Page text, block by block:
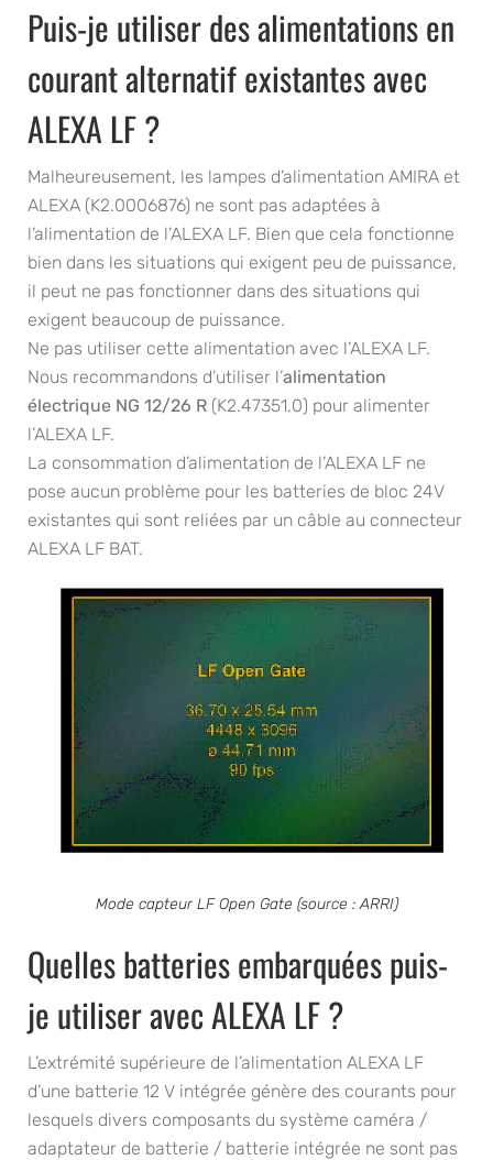
Puis-je utiliser des alimentations en
courant alternatif existantes avec
ALEXA LF ?
Malheureusement, les lampes d’alimentation AMIRA et
ALEXA (K2.0006876) ne sont pas adaptées à
l’alimentation de l’ALEXA LF. Bien que cela fonctionne
bien dans les situations qui exigent peu de puissance,
il peut ne pas fonctionner dans des situations qui
exigent beaucoup de puissance.
Ne pas utiliser cette alimentation avec l’ALEXA LF.
Nous recommandons d’utiliser l’alimentation
électrique NG 12/26 R (K2.47351.0) pour alimenter
l’ALEXA LF.
La consommation d’alimentation de l’ALEXA LF ne
pose aucun problème pour les batteries de bloc 24V
existantes qui sont reliées par un câble au connecteur
ALEXA LF BAT.
Mode capteur LF Open Gate (source : ARRI)
Quelles batteries embarquées puis-
je utiliser avec ALEXA LF ?
L’extrémité supérieure de l’alimentation ALEXA LF
d’une batterie 12 V intégrée génère des courants pour
lesquels divers composants du système caméra /
adaptateur de batterie / batterie intégrée ne sont pas